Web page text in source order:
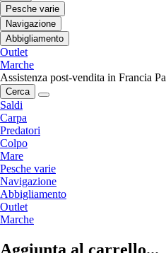
Pesche varie
Navigazione
Abbigliamento
Outlet
Marche
Assistenza post-vendita in Francia
Cerca
Saldi
Carpa
Predatori
Colpo
Mare
Pesche varie
Navigazione
Abbigliamento
Outlet
Marche
Aggiunta al carrello...